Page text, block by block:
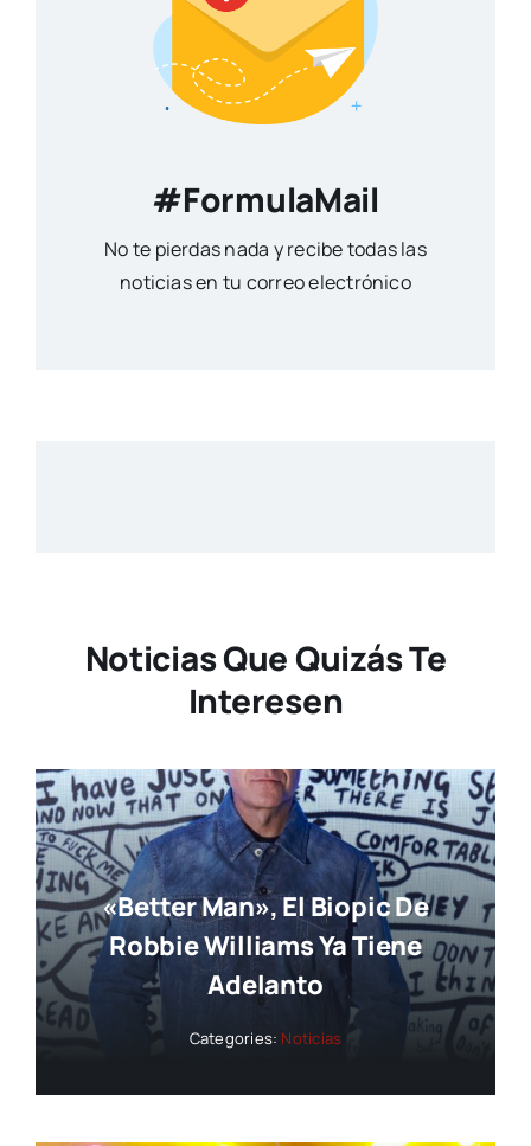
#FormulaMail
No te pierdas nada y recibe todas las
noticias en tu correo electrónico
Noticias Que Quizás Te
Interesen
«Better Man», El Biopic De
Robbie Williams Ya Tiene
Adelanto
Categories: Noticias